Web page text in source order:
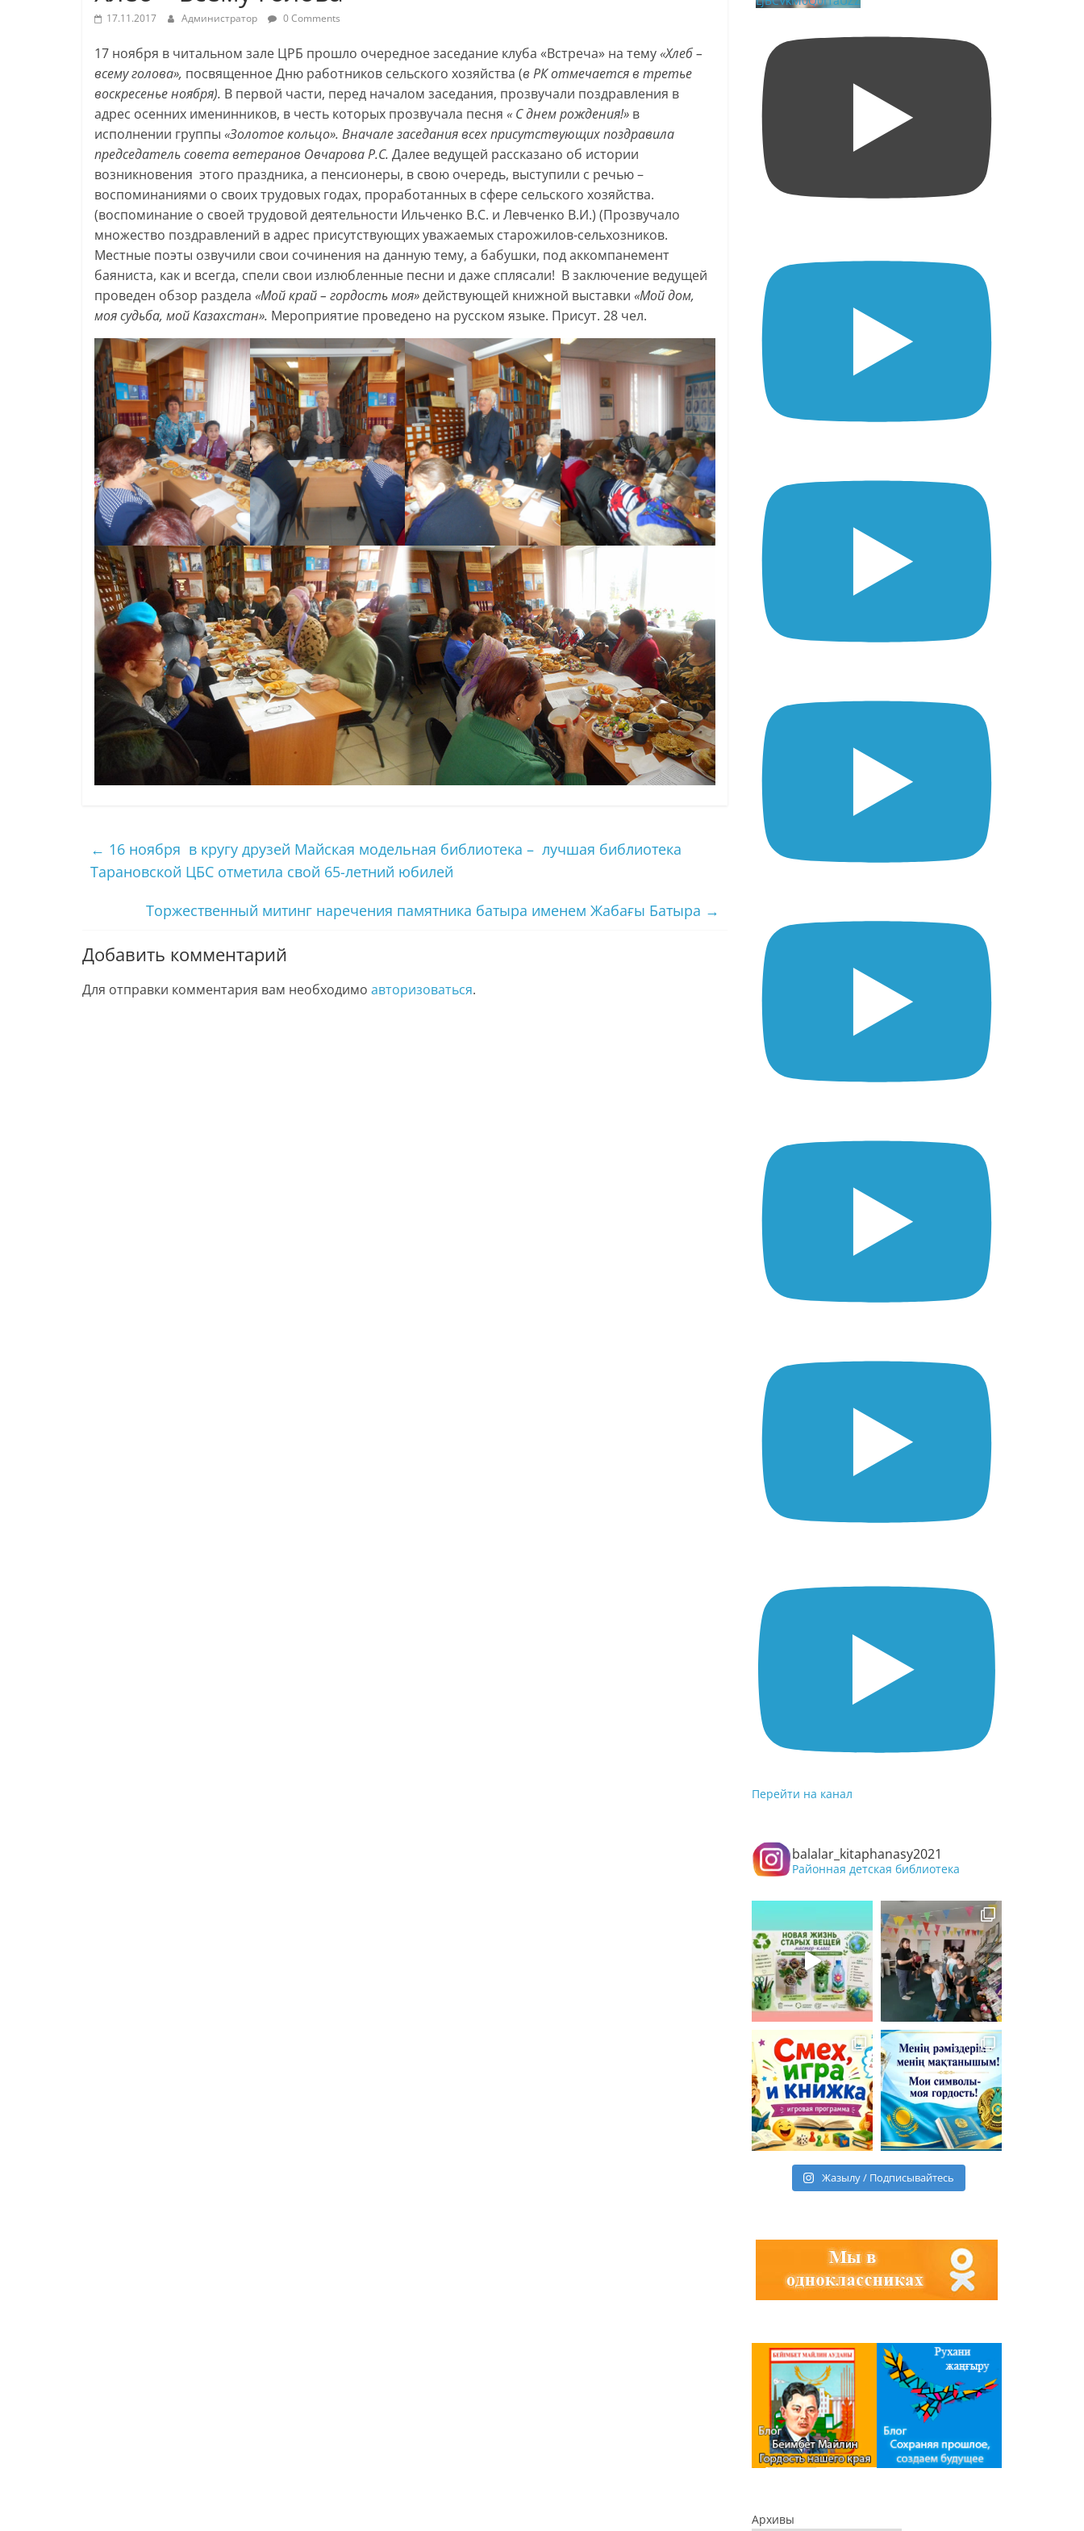
17.11.2017 Администратор 0 Comments
17 ноября в читальном зале ЦРБ прошло очередное заседание клуба «Встреча» на тему«Хлеб –
всемуголова», посвященное Дню работников сельского хозяйства (в РКотмечается в третье
воскресенье ноября). В первой части, перед началом заседания, прозвучали поздравления в
адрес осенних именинников, в честь которых прозвучала песня « Сднем рождения!» в
исполнении группы «Золотое кольцо». Вначале заседания всех присутствующих поздравила
председатель совета ветеранов Овчарова Р.С. Далее ведущей рассказано об истории
возникновения этого праздника, а пенсионеры, в свою очередь, выступили с речью –
воспоминаниями о своих трудовых годах, проработанных в сфере сельского хозяйства.
(воспоминание о своей трудовой деятельности Ильченко В.С. и Левченко В.И.) (Прозвучало
множество поздравлений в адрес присутствующих уважаемых старожилов-сельхозников.
Местные поэты озвучили свои сочинения на данную тему, а бабушки, под аккомпанемент
баяниста, как и всегда, спели свои излюбленные песни и даже сплясали! В заключение ведущей
проведен обзор раздела «Мой край – гордость моя»действующей книжной выставки «Мой дом,
моя судьба, мой Казахстан». Мероприятие проведено на русском языке. Присут. 28 чел.
← 16 ноября в кругу друзей Майская модельная библиотека – лучшая библиотека
Тарановской ЦБС отметила свой 65-летний юбилей
Торжественный митинг наречения памятника батыра именем Жабағы Батыра →
Добавить комментарий
Для отправки комментария вам необходимо авторизоваться.
Перейти на канал
balalar_kitaphanasy2021
Районная детская библиотека
Жазылу / Подписывайтесь
Архивы